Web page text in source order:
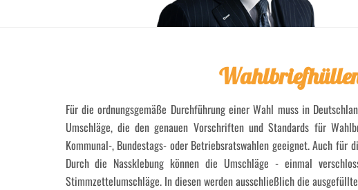
Für die ordnungsgemäße Durchführung einer Wahl muss in
Umschläge, die den genauen Vorschriften und Standards für
Kommunal-, Bundestags- oder Betriebsratswahlen geeignet. Auch
Durch die Nassklebung können die Umschläge - einmal
Stimmzettelumschläge. In diesen werden ausschließlich die